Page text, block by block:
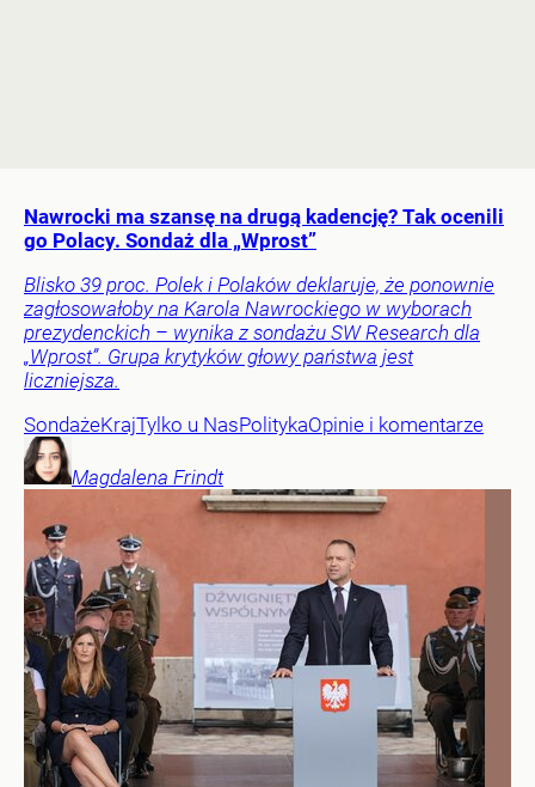
Nawrocki ma szansę na drugą kadencję? Tak ocenili
go Polacy. Sondaż dla „Wprost”
Blisko 39 proc. Polek i Polaków deklaruje, że ponownie
zagłosowałoby na Karola Nawrockiego w wyborach
prezydenckich – wynika z sondażu SW Research dla
„Wprost”. Grupa krytyków głowy państwa jest
liczniejsza.
SondażeKrajTylko u NasPolitykaOpinie i komentarze
Magdalena Frindt